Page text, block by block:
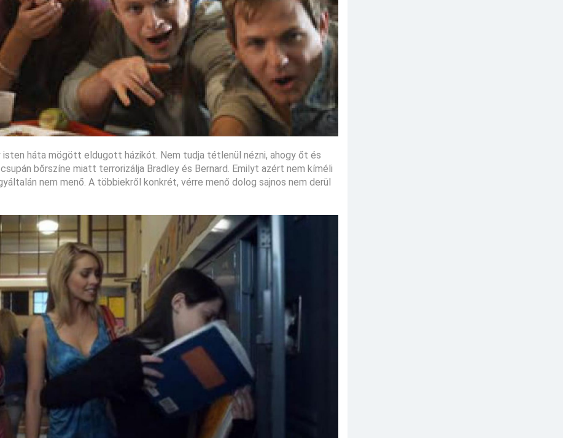
háta mögött eldugott házikót. Nem tudja tétlenül nézni, ahogy őt és
bőrszíne miatt terrorizálja Bradley és Bernard. Emilyt azért nem kíméli
nem menő. A többiekről konkrét, vérre menő dolog sajnos nem derül